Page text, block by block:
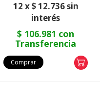
12 x $ 12.736 sin
interés
$ 106.981 con
Transferencia
Comprar